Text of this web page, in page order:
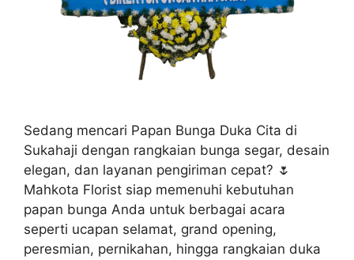
Sedang mencari Papan Bunga Duka Cita di
Sukahaji dengan rangkaian bunga segar, desain
elegan, dan layanan pengiriman cepat? 🌷
Mahkota Florist siap memenuhi kebutuhan
papan bunga Anda untuk berbagai acara
seperti ucapan selamat, grand opening,
peresmian, pernikahan, hingga rangkaian duka